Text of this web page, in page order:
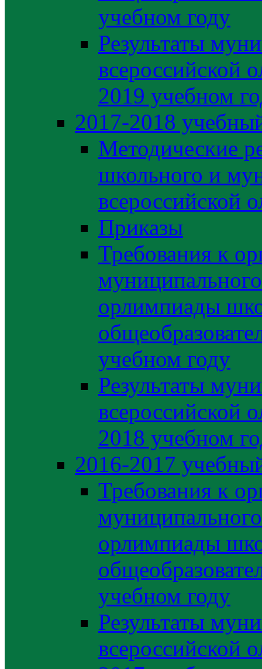
учебном году
Результаты
всероссийской
2019 учебном
2017-2018
Методические
школьного и
всероссийской
Приказы
Требования к
орлимпиады
учебном году
Результаты
всероссийской
2018 учебном
2016-2017
Требования к
орлимпиады
учебном году
Результаты
всероссийской